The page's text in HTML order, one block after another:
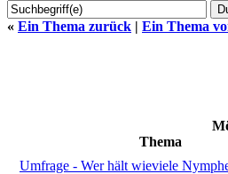
« Ein Thema zurück | Ein Thema
Thema
Umfrage - Wer hält wieviele